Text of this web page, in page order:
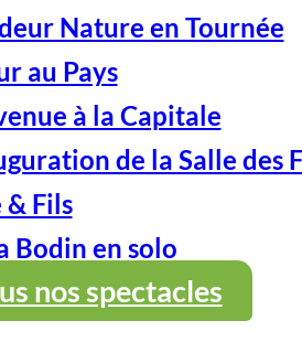
Nature en Tournée
au Pays
à la Capitale
de la Salle des
Fils
Bodin en solo
nos spectacles